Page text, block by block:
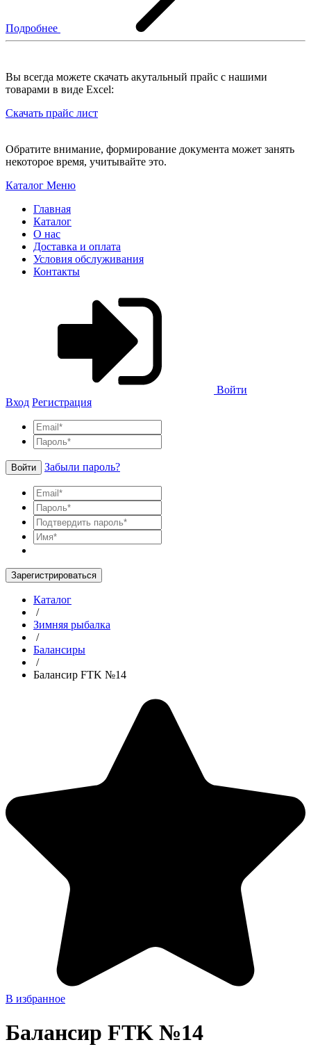
Подробнее
Вы всегда можете скачать акутальный прайс с нашими
товарами в виде Excel:
Скачать прайс лист
Обратите внимание, формирование документа может занять
некоторое время, учитывайте это.
Каталог Меню
Главная
Каталог
О нас
Доставка и оплата
Условия обслуживания
Контакты
Войти
Вход Регистрация
Войти Забыли пароль?
Зарегистрироваться
Каталог
/
Зимняя рыбалка
/
Балансиры
/
Балансир FTK №14
В избранное
Балансир FTK №14